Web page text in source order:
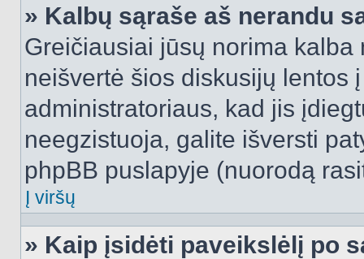
» Kalbų sąraše aš nerandu
Greičiausiai jūsų norima
neišvertė šios diskusijų lentos
administratoriaus, kad jis
neegzistuoja, galite išversti
phpBB puslapyje (nuorodą
Į viršų
» Kaip įsidėti paveikslėlį po